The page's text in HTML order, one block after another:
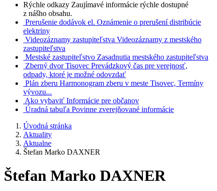
Rýchle odkazy Zaujímavé informácie rýchle dostupné
z nášho obsahu.
Prerušenie dodávok el. Oznámenie o prerušení distribúcie
elektriny
Videozáznamy zastupiteľstva Videozáznamy z mestského
zastupiteľstva
Mestské zastupiteľstvo Zasadnutia mestského zastupiteľstva
Zberný dvor Tisovec Prevádzkový čas pre verejnosť,
odpady, ktoré je možné odovzdať
Plán zberu Harmonogram zberu v meste Tisovec, Termíny
vývozu...
Ako vybaviť Informácie pre občanov
Úradná tabuľa Povinne zverejňované informácie
Úvodná stránka
Aktuality
Aktualne
Štefan Marko DAXNER
Štefan Marko DAXNER